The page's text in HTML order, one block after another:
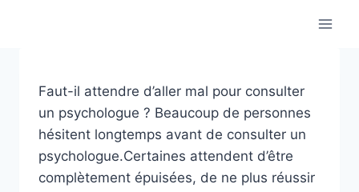
Faut-il attendre d’aller mal pour consulter
un psychologue ? Beaucoup de personnes
hésitent longtemps avant de consulter un
psychologue.Certaines attendent d’être
complètement épuisées, de ne plus réussir